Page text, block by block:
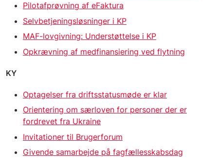
Pilotafprøvning af eFaktura
Selvbetjeningsløsninger i KP
MAF-lovgivning: Understøttelse i KP
Opkrævning af medfinansiering ved flytning
KY
Optagelser fra driftsstatusmøde er klar
Orientering om særloven for personer der er
fordrevet fra Ukraine
Invitationer til Brugerforum
Givende samarbejde på fagfællesskabsdag